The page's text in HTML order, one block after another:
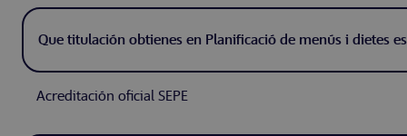
Que titulación obtienes en Planificació de menús i dietes
Acreditación oficial SEPE